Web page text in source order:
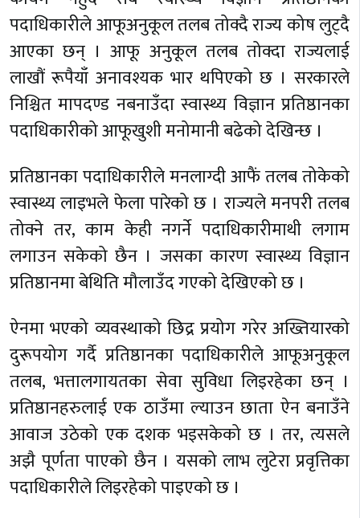
पदाधिकारीले आफूअनुकूल तलब तोक्दै राज्य कोष लुट्दै
आएका छन् । आफू अनुकूल तलब तोक्दा राज्यलाई
लाखौं रूपैयाँ अनावश्यक भार थपिएको छ । सरकारले
निश्चित मापदण्ड नबनाउँदा स्वास्थ्य विज्ञान प्रतिष्ठानका
पदाधिकारीको आफूखुशी मनोमानी बढेको देखिन्छ ।
प्रतिष्ठानका पदाधिकारीले मनलाग्दी आफैं तलब तोकेको
स्वास्थ्य लाइभले फेला पारेको छ । राज्यले मनपरी तलब
तोक्ने तर, काम केही नगर्ने पदाधिकारीमाथी लगाम
लगाउन सकेको छैन । जसका कारण स्वास्थ्य विज्ञान
प्रतिष्ठानमा बेथिति मौलाउँद गएको देखिएको छ ।
ऐनमा भएको व्यवस्थाको छिद्र प्रयोग गरेर अख्तियारको
दुरूपयोग गर्दै प्रतिष्ठानका पदाधिकारीले आफूअनुकूल
तलब, भत्तालगायतका सेवा सुविधा लिइरहेका छन् ।
प्रतिष्ठानहरुलाई एक ठाउँमा ल्याउन छाता ऐन बनाउँने
आवाज उठेको एक दशक भइसकेको छ । तर, त्यसले
अझै पूर्णता पाएको छैन । यसको लाभ लुटेरा प्रवृत्तिका
पदाधिकारीले लिइरहेको पाइएको छ ।